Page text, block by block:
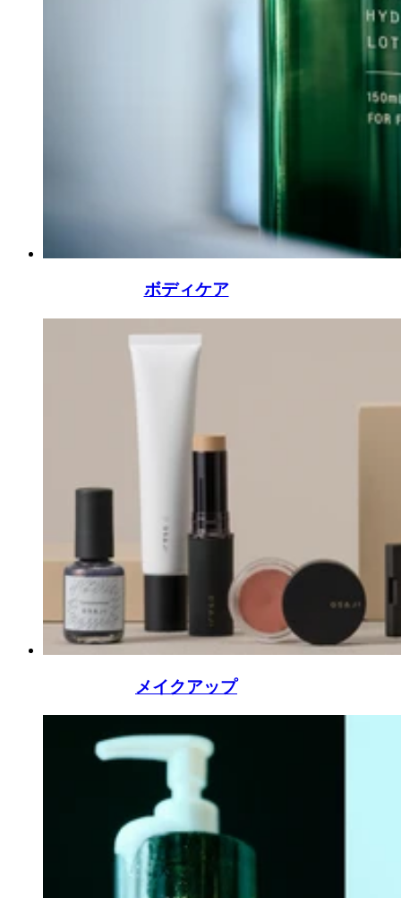
ボディケア
メイクアップ